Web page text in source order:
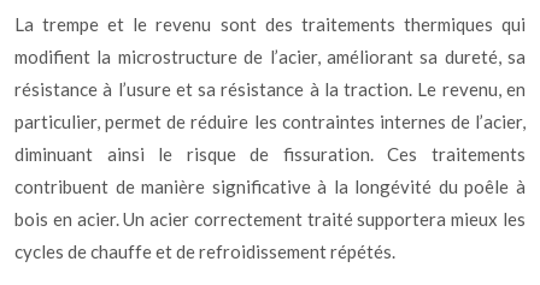
La trempe et le revenu sont des traitements thermiques qui
modifient la microstructure de l’acier, améliorant sa dureté, sa
résistance à l’usure et sa résistance à la traction. Le revenu, en
particulier, permet de réduire les contraintes internes de l’acier,
diminuant ainsi le risque de fissuration. Ces traitements
contribuent de manière significative à la longévité du poêle à
bois en acier. Un acier correctement traité supportera mieux les
cycles de chauffe et de refroidissement répétés.